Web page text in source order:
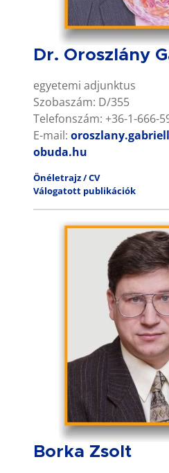
Dr. Oroszlány
egyetemi adjunktus
Szobaszám: D/355
Telefonszám: +36-1-666-
E-mail:
obuda.hu
Önéletrajz / CV
Válogatott publikációk
Borka Zsolt